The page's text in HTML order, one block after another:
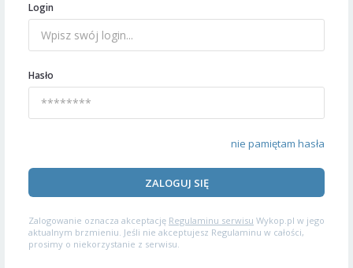
Login
Hasło
nie pamiętam hasła
ZALOGUJ SIĘ
Zalogowanie oznacza akceptację Regulaminu serwisu Wykop.pl w jego
aktualnym brzmieniu. Jeśli nie akceptujesz Regulaminu w całości,
prosimy o niekorzystanie z serwisu.